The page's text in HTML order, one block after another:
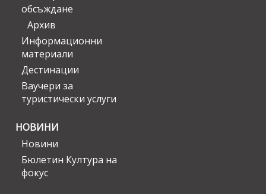
обсъждане
Архив
Информационни
материали
Дестинации
Ваучери за
туристически услуги
НОВИНИ
Новини
Бюлетин Култура на
фокус